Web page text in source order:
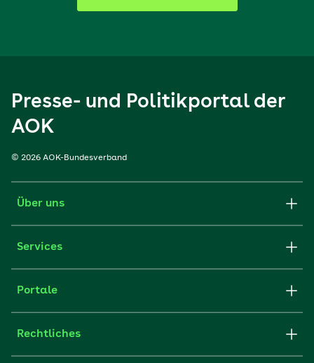
Presse- und Politikportal der
AOK
© 2026 AOK-Bundesverband
Über uns
Services
Portale
Rechtliches